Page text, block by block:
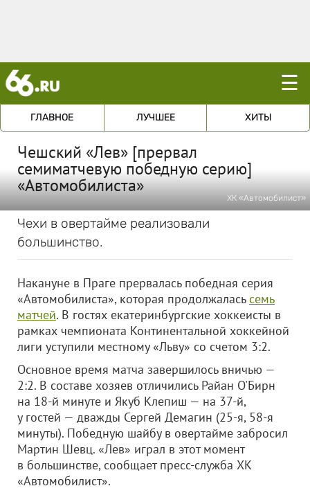
☰
ГЛАВНОЕ ЛУЧШЕЕ ХИТЫ
Чешский «Лев» [прервал
семиматчевую победную серию]
«Автомобилиста»
ХК «Автомобилист»
Чехи в овертайме реализовали
большинство.
Накануне в Праге прервалась победная серия
«Автомобилиста», которая продолжаласьсемь
матчей. В гостях екатеринбургские хоккеисты в
рамках чемпионата Континентальной хоккейной
лиги уступили местному «Льву» со счетом 3:2.
Основное время матча завершилось вничью —
2:2. В составе хозяев отличились Райан О'Бирн
на 18-й минуте и Якуб Клепиш — на 37-й,
у гостей — дважды Сергей Демагин (25-я, 58-я
минуты). Победную шайбу в овертайме забросил
Мартин Шевц. «Лев» играл в этот момент
в большинстве, сообщает пресс-служба ХК
«Автомобилист».